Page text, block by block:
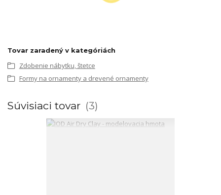
Tovar zaradený v kategóriách
Zdobenie nábytku, štetce
Formy na ornamenty a drevené ornamenty
Súvisiaci tovar 3